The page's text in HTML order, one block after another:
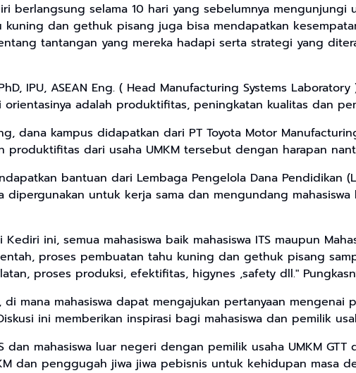
berlangsung selama 10 hari yang sebelumnya
kuning dan gethuk pisang juga bisa mendapatkan
tantangan yang mereka hadapi serta strategi yang
IPU, ASEAN Eng. ( Head Manufacturing Systems
adalah produktifitas, peningkatan kualitas dan
dana kampus didapatkan dari PT Toyota Motor
dari usaha UMKM tersebut dengan harapan
bantuan dari Lembaga Pengelola Dana Pendidikan
dipergunakan untuk kerja sama dan mengundang
ini, semua mahasiswa baik mahasiswa ITS maupun
proses pembuatan tahu kuning dan gethuk pisang
proses produksi, efektifitas, higynes ,safety dll."
mana mahasiswa dapat mengajukan pertanyaan mengenai
ini memberikan inspirasi bagi mahasiswa dan pemilik
dan mahasiswa luar negeri dengan pemilik usaha UMKM
dan penggugah jiwa jiwa pebisnis untuk kehidupan masa